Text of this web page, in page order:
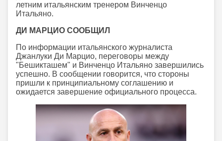
летним итальянским тренером Винченцо
Итальяно.
ДИ МАРЦИО СООБЩИЛ
По информации итальянского журналиста
Джанлуки Ди Марцио, переговоры между
"Бешикташем" и Винченцо Итальяно завершились
успешно. В сообщении говорится, что стороны
пришли к принципиальному соглашению и
ожидается завершение официального процесса.